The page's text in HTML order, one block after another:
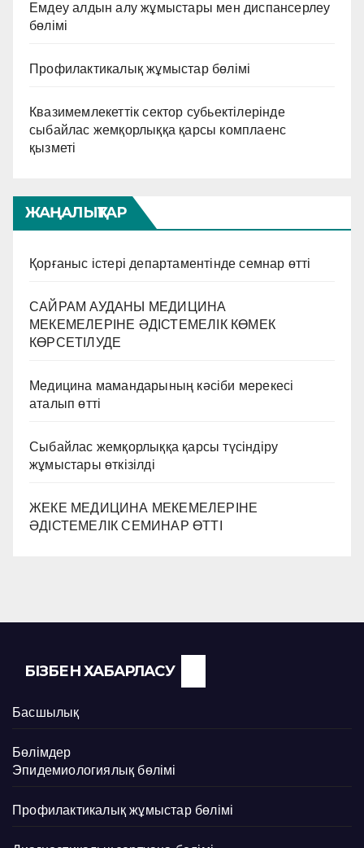
Емдеу алдын алу жұмыстары мен диспансерлеу
бөлімі
Профилактикалық жұмыстар бөлімі
Квазимемлекеттік сектор субьектілерінде
сыбайлас жемқорлыққа қарсы комплаенс
қызметі
ЖАҢАЛЫҚТАР
Қорғаныс істері департаментінде семнар өтті
САЙРАМ АУДАНЫ МЕДИЦИНА
МЕКЕМЕЛЕРІНЕ ӘДІСТЕМЕЛІК КӨМЕК
КӨРСЕТІЛУДЕ
Медицина мамандарының кәсіби мерекесі
аталып өтті
Сыбайлас жемқорлыққа қарсы түсіндіру
жұмыстары өткізілді
ЖЕКЕ МЕДИЦИНА МЕКЕМЕЛЕРІНЕ
ӘДІСТЕМЕЛІК СЕМИНАР ӨТТІ
БІЗБЕН ХАБАРЛАСУ
Басшылық
Бөлімдер
Эпидемиологиялық бөлімі
Профилактикалық жұмыстар бөлімі